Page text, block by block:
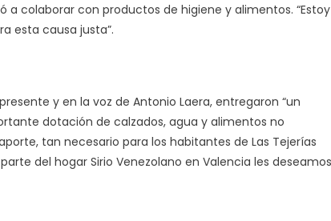
colaborar con productos de higiene y alimentos. “Estoy
esta causa justa”.
y en la voz de Antonio Laera, entregaron “un
dotación de calzados, agua y alimentos no
tan necesario para los habitantes de Las Tejerías
del hogar Sirio Venezolano en Valencia les deseamos